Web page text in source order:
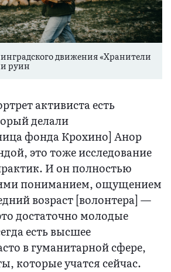
движения «Хранители
руин
активиста есть
делали
фонда Крохино] Анор
это тоже исследование
И он полностью
пониманием, ощущением
возраст [волонтера] —
достаточно молодые
есть высшее
в гуманитарной сфере,
которые учатся сейчас.